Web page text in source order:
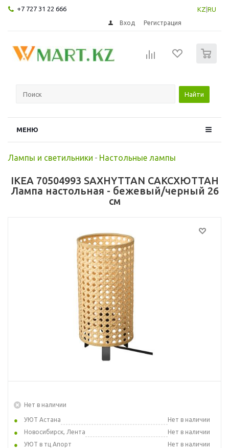
+7 727 31 22 666 KZ RU
Вход Регистрация
Найти
МЕНЮ
Лампы и светильники - Настольные лампы
IKEA 70504993 SAXHYTTAN САКСХЮТТАН
Лампа настольная - бежевый/черный 26
см
Нет в наличии
УЮТ Астана
Нет в наличии
Новосибирск, Лента
Нет в наличии
УЮТ в тц Апорт
Нет в наличии